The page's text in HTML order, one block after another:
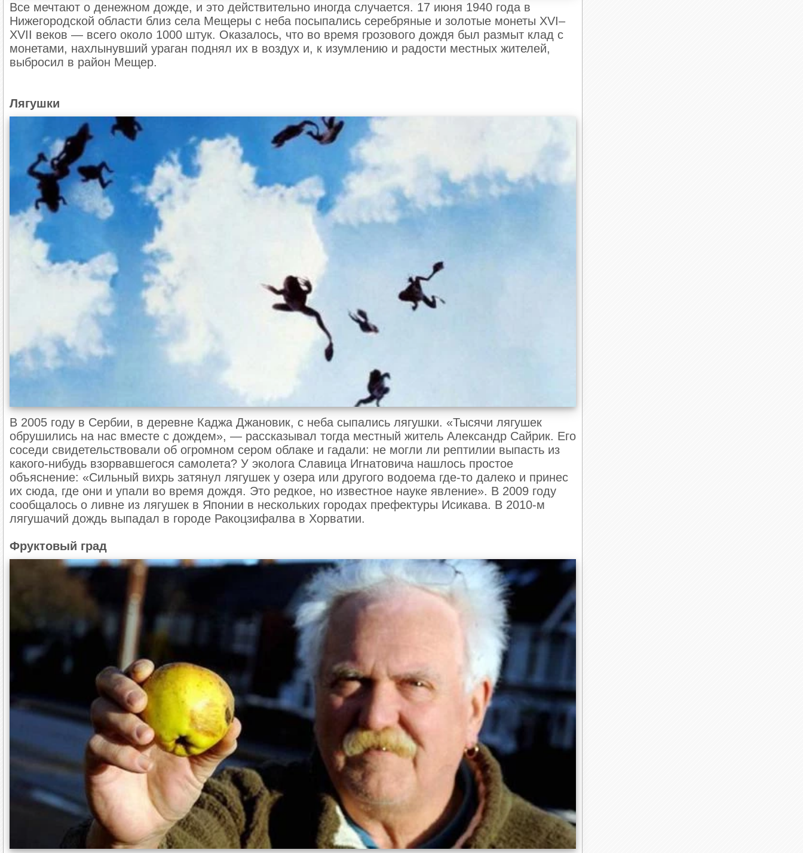
Все мечтают о денежном дожде, и это действительно иногда случается. 17 июня 1940 года в
Нижегородской области близ села Мещеры с неба посыпались серебряные и золотые монеты XVI–
XVII веков — всего около 1000 штук. Оказалось, что во время грозового дождя был размыт клад с
монетами, нахлынувший ураган поднял их в воздух и, к изумлению и радости местных жителей,
выбросил в район Мещер.
Лягушки
В 2005 году в Сербии, в деревне Каджа Джановик, с неба сыпались лягушки. «Тысячи лягушек
обрушились на нас вместе с дождем», — рассказывал тогда местный житель Александр Сайрик. Его
соседи свидетельствовали об огромном сером облаке и гадали: не могли ли рептилии выпасть из
какого-нибудь взорвавшегося самолета? У эколога Славица Игнатовича нашлось простое
объяснение: «Сильный вихрь затянул лягушек у озера или другого водоема где-то далеко и принес
их сюда, где они и упали во время дождя. Это редкое, но известное науке явление». В 2009 году
сообщалось о ливне из лягушек в Японии в нескольких городах префектуры Исикава. В 2010-м
лягушачий дождь выпадал в городе Ракоцзифалва в Хорватии.
Фруктовый град